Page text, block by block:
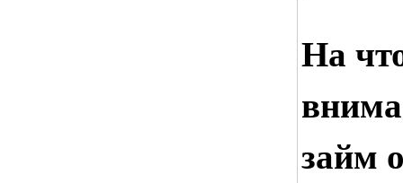
На
займ